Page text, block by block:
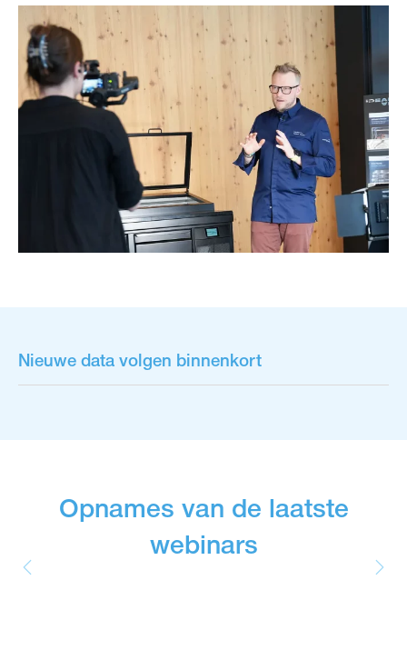
Nieuwe data volgen binnenkort
Opnames van de laatste
webinars